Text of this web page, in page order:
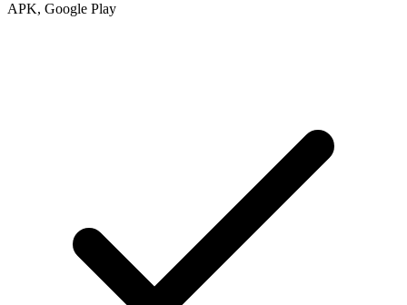
APK, Google Play